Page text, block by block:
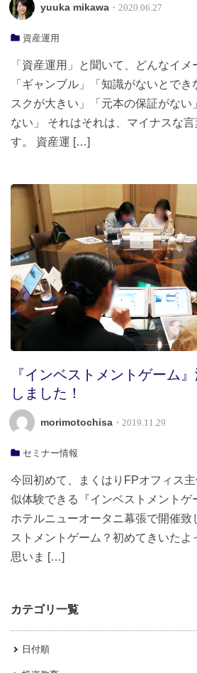
yuuka mikawa ・2020.06.27
資産運用
「資産運用」と聞いて、どんなイメ
「ギャンブル」「知識がないとで
スクが大きい」「元本の保証がない
ない」 それはそれは、マイナスな
す。 資産運 […]
『インベストメントゲーム
しました！
morimotochisa ・2019.11.29
セミナー情報
今回初めて、まくはりFPオフィス
似体験できる『インベストメントゲ
ホテルニューオータニ幕張で開催致
ストメントゲーム？初めてきいたよ
思いま […]
カテゴリ一覧
日付順